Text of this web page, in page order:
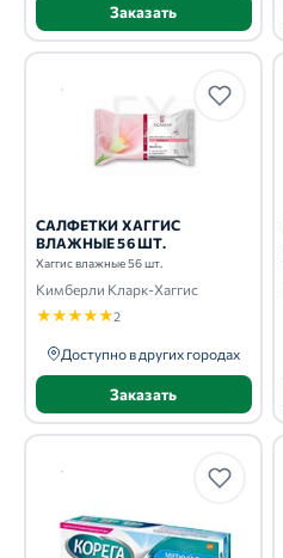
Заказать
САЛФЕТКИ ХАГГИС
ВЛАЖНЫЕ 56 ШТ.
Хаггис влажные 56 шт.
Кимберли Кларк-Хаггис
★★★★★2
Доступно в других городах
Заказать